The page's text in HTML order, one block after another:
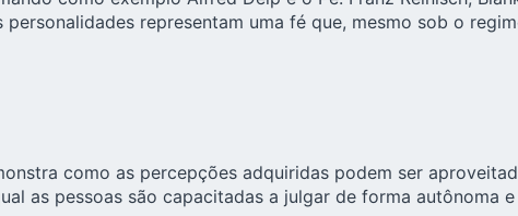
representam uma fé que, mesmo sob o
como as percepções adquiridas podem ser
as pessoas são capacitadas a julgar de forma autônoma